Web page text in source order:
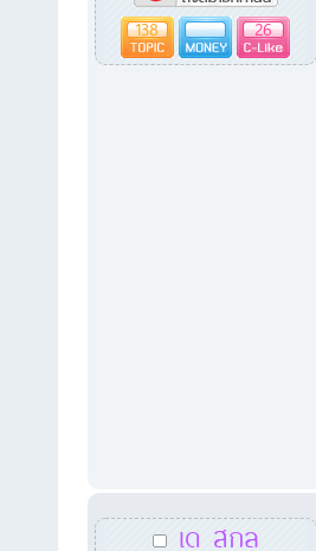
138 26
เด สกล